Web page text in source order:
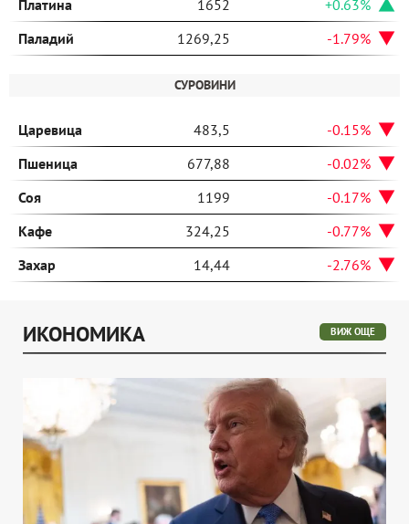
Платина 1652
+0.63%
Паладий
1269,25 -1.79%
СУРОВИНИ
Царевица 483,5
-0.15%
Пшеница
677,88
-0.02%
Соя
1199
-0.17%
Кафе
324,25
-0.77%
Захар
14,44 -2.76%
ИКОНОМИКА ВИЖ ОЩЕ